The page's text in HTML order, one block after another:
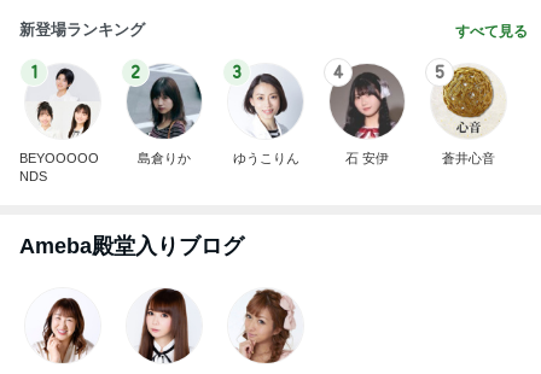
新登場ランキング すべて見る
1
BEYOOOOO
NDS
2
島倉りか
3
ゆうこりん
4
石 安伊
5
蒼井心音
Ameba殿堂入りブログ